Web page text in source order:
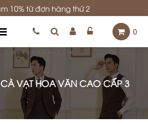
10% từ đơn hàng thứ 2
0
CÀ VẠT HOA VĂN CAO CẤP 3